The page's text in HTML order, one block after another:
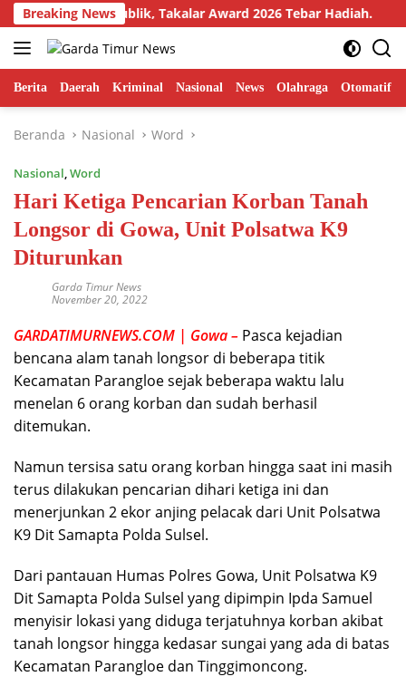
Langsung
ke
konten
Breaking News
Pelayanan publik, Takalar Award 2026 Tebar Hadiah.
Berita Daerah Kriminal Nasional News Olahraga Otomatif
Beranda Nasional Word
Nasional,Word
Hari Ketiga Pencarian Korban Tanah
Longsor di Gowa, Unit Polsatwa K9
Diturunkan
Garda Timur News
November 20, 2022
GARDATIMURNEWS.COM | Gowa – Pasca kejadian
bencana alam tanah longsor di beberapa titik
Kecamatan Parangloe sejak beberapa waktu lalu
menelan 6 orang korban dan sudah berhasil
ditemukan.
Namun tersisa satu orang korban hingga saat ini masih
terus dilakukan pencarian dihari ketiga ini dan
menerjunkan 2 ekor anjing pelacak dari Unit Polsatwa
K9 Dit Samapta Polda Sulsel.
Dari pantauan Humas Polres Gowa, Unit Polsatwa K9
Dit Samapta Polda Sulsel yang dipimpin Ipda Samuel
menyisir lokasi yang diduga terjatuhnya korban akibat
tanah longsor hingga kedasar sungai yang ada di batas
Kecamatan Parangloe dan Tinggimoncong.